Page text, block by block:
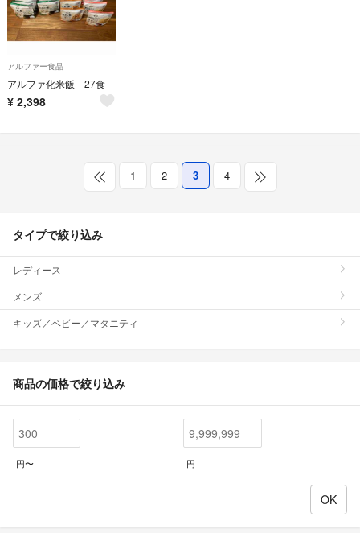
アルファー食品
アルファ化米飯 27食
¥ 2,398
1 2 3 4
タイプで絞り込み
レディース
メンズ
キッズ／ベビー／マタニティ
商品の価格で絞り込み
円〜 円